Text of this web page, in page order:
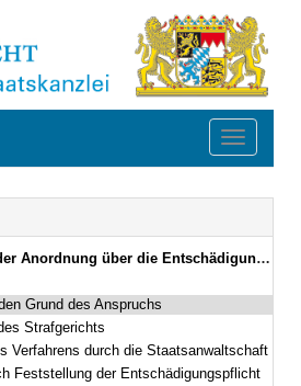
Toggle
Bekanntmachung des Bayerischen Staatsministeriums der Justiz vom 28. Mai 2003, Az. 4220 - II - 944/97 (JMBl. S. 94)
Grund des Anspruchs
Strafgerichts
Verfahrens durch die Staatsanwaltschaft
Feststellung der Entschädigungspflicht